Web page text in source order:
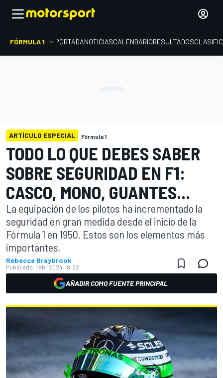
FÓRMULA 1 PORTADANOTICIASCALENDARIORESULTADOS
ARTÍCULO ESPECIAL Fórmula 1
TODO LO QUE DEBES SABER
SOBRE SEGURIDAD EN F1:
CASCO, MONO, GUANTES...
La equipación de los pilotos ha incrementado la
seguridad en gran medida desde el inicio de la
Fórmula 1 en 1950. Estos son los elementos más
importantes.
Rebecca Braybrook
Publicado: 1 abr 2024, 18:22
AÑADIR COMO FUENTE PRINCIPAL